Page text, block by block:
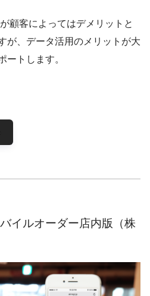
顧客によってはデメリットと
が、データ活用のメリットが大
ートします。
イルオーダー店内版（株